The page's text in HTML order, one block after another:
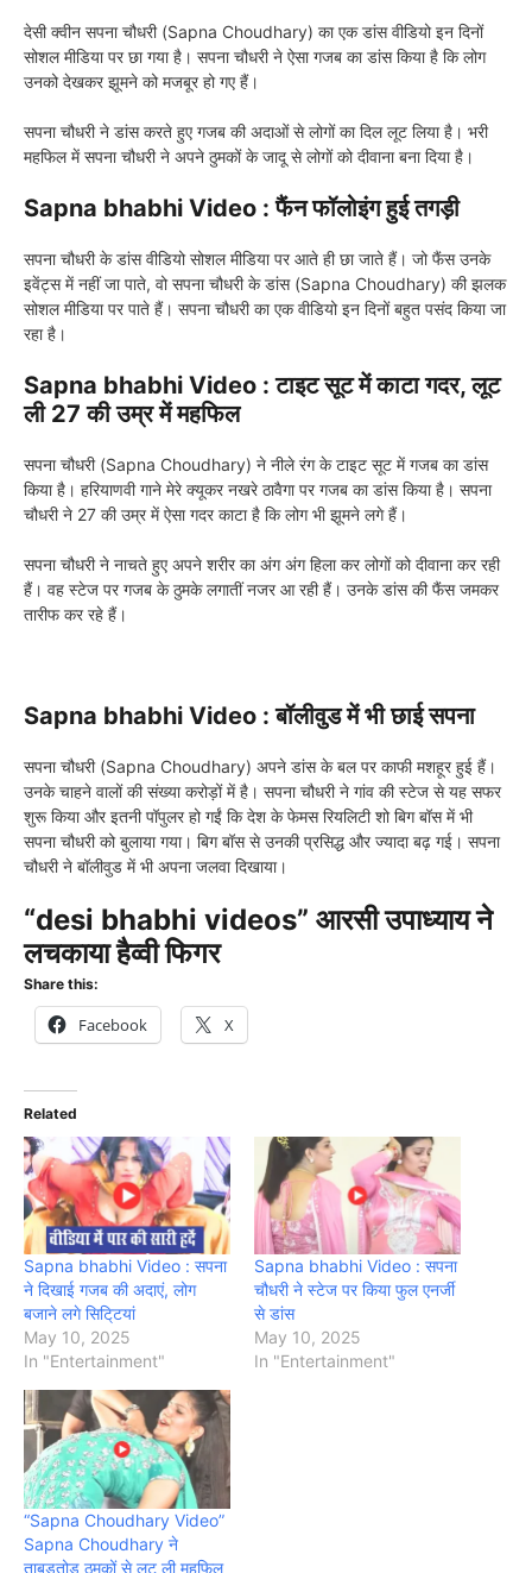
देसी क्वीन सपना चौधरी (Sapna Choudhary) का एक डांस वीडियो इन दिनों
सोशल मीडिया पर छा गया है। सपना चौधरी ने ऐसा गजब का डांस किया है कि लोग
उनको देखकर झूमने को मजबूर हो गए हैं।
सपना चौधरी ने डांस करते हुए गजब की अदाओं से लोगों का दिल लूट लिया है। भरी
महफिल में सपना चौधरी ने अपने ठुमकों के जादू से लोगों को दीवाना बना दिया है।
Sapna bhabhi Video : फैंन फॉलोइंग हुई तगड़ी
सपना चौधरी के डांस वीडियो सोशल मीडिया पर आते ही छा जाते हैं। जो फैंस उनके
इवेंट्स में नहीं जा पाते, वो सपना चौधरी के डांस (Sapna Choudhary) की झलक
सोशल मीडिया पर पाते हैं। सपना चौधरी का एक वीडियो इन दिनों बहुत पसंद किया जा
रहा है।
Sapna bhabhi Video : टाइट सूट में काटा गदर, लूट
ली 27 की उम्र में महफिल
सपना चौधरी (Sapna Choudhary) ने नीले रंग के टाइट सूट में गजब का डांस
किया है। हरियाणवी गाने मेरे क्यूकर नखरे ठावैगा पर गजब का डांस किया है। सपना
चौधरी ने 27 की उम्र में ऐसा गदर काटा है कि लोग भी झूमने लगे हैं।
सपना चौधरी ने नाचते हुए अपने शरीर का अंग अंग हिला कर लोगों को दीवाना कर रही
हैं। वह स्टेज पर गजब के ठुमके लगातीं नजर आ रही हैं। उनके डांस की फैंस जमकर
तारीफ कर रहे हैं।
Sapna bhabhi Video : बॉलीवुड में भी छाई सपना
सपना चौधरी (Sapna Choudhary) अपने डांस के बल पर काफी मशहूर हुई हैं।
उनके चाहने वालों की संख्या करोड़ों में है। सपना चौधरी ने गांव की स्टेज से यह सफर
शुरू किया और इतनी पॉपुलर हो गईं कि देश के फेमस रियलिटी शो बिग बॉस में भी
सपना चौधरी को बुलाया गया। बिग बॉस से उनकी प्रसिद्ध और ज्यादा बढ़ गई। सपना
चौधरी ने बॉलीवुड में भी अपना जलवा दिखाया।
“desi bhabhi videos” आरसी उपाध्याय ने
लचकाया हैव्वी फिगर
Share this:
Facebook X
Related
Sapna bhabhi Video : सपना
ने दिखाई गजब की अदाएं, लोग
बजाने लगे सिटि्टयां
May 10, 2025
In "Entertainment"
Sapna bhabhi Video : सपना
चौधरी ने स्टेज पर किया फुल एनर्जी
से डांस
May 10, 2025
In "Entertainment"
“Sapna Choudhary Video”
Sapna Choudhary ने
ताबड़तोड़ ठुमकों से लूट ली महफिल